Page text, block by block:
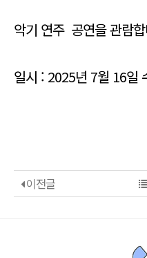
악기 연주 공연을 관람
일시 : 2025년 7월 16일
이전글